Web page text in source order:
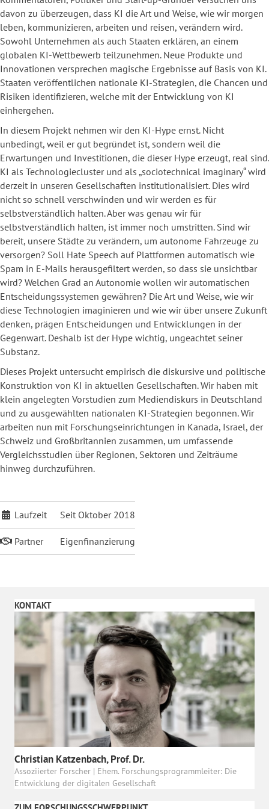
davon zu überzeugen, dass KI die Art und Weise, wie wir morgen
leben, kommunizieren, arbeiten und reisen, verändern wird.
Sowohl Unternehmen als auch Staaten erklären, an einem
globalen KI-Wettbewerb teilzunehmen. Neue Produkte und
Innovationen versprechen magische Ergebnisse auf Basis von KI.
Staaten veröffentlichen nationale KI-Strategien, die Chancen und
Risiken identifizieren, welche mit der Entwicklung von KI
einhergehen.
In diesem Projekt nehmen wir den KI-Hype ernst. Nicht
unbedingt, weil er gut begründet ist, sondern weil die
Erwartungen und Investitionen, die dieser Hype erzeugt, real sind.
KI als Technologiecluster und als „sociotechnical imaginary“ wird
derzeit in unseren Gesellschaften institutionalisiert. Dies wird
nicht so schnell verschwinden und wir werden es für
selbstverständlich halten. Aber was genau wir für
selbstverständlich halten, ist immer noch umstritten. Sind wir
bereit, unsere Städte zu verändern, um autonome Fahrzeuge zu
versorgen? Soll Hate Speech auf Plattformen automatisch wie
Spam in E-Mails herausgefiltert werden, so dass sie unsichtbar
wird? Welchen Grad an Autonomie wollen wir automatischen
Entscheidungssystemen gewähren? Die Art und Weise, wie wir
diese Technologien imaginieren und wie wir über unsere Zukunft
denken, prägen Entscheidungen und Entwicklungen in der
Gegenwart. Deshalb ist der Hype wichtig, ungeachtet seiner
Substanz.
Dieses Projekt untersucht empirisch die diskursive und politische
Konstruktion von KI in aktuellen Gesellschaften. Wir haben mit
klein angelegten Vorstudien zum Mediendiskurs in Deutschland
und zu ausgewählten nationalen KI-Strategien begonnen. Wir
arbeiten nun mit Forschungseinrichtungen in Kanada, Israel, der
Schweiz und Großbritannien zusammen, um umfassende
Vergleichsstudien über Regionen, Sektoren und Zeiträume
hinweg durchzuführen.
Laufzeit Seit Oktober 2018
Partner Eigenfinanzierung
KONTAKT
Christian Katzenbach, Prof. Dr.
Assoziierter Forscher | Ehem. Forschungsprogrammleiter: Die
Entwicklung der digitalen Gesellschaft